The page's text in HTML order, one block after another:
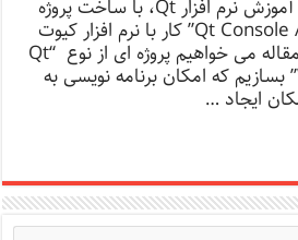
در جلسه سوم مجموعه آموزش نرم افزار Qt، با ساخت پروژه
ای از نوع “Qt Console Application” کار با نرم افزار کیوت
را شروع کردیم. در این مقاله می ­خواهیم پروژه ­ای از نوع “Qt
Widgets Application” بسازیم که امکان برنامه ­نویسی به